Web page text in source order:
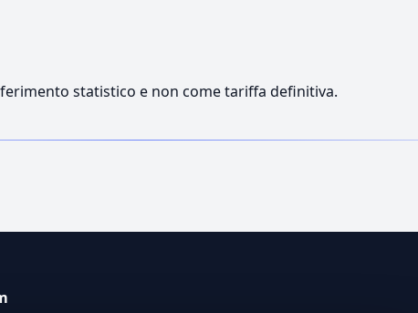
statistico e non come tariffa definitiva.